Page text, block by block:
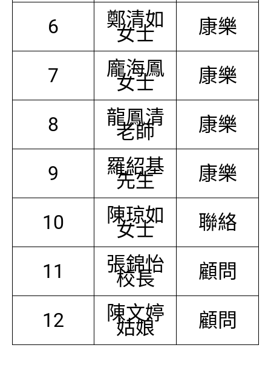
6 鄭清如
女士 康樂
7 龐海鳳
女士 康樂
8 龍鳳清
老師 康樂
9 羅紹基
先生 康樂
10 陳琼如
女士 聯絡
11 張錦怡
校長 顧問
12 陳文婷
姑娘 顧問